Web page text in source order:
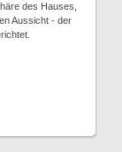
des Hauses,
Aussicht - der